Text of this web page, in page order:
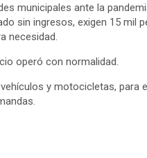
municipales ante la
sin ingresos, exigen 15 mil
necesidad.
operó con normalidad.
y motocicletas, para